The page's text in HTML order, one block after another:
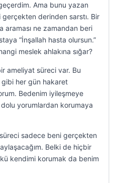
Ama bunu yazan
gerçekten derinden sarstı. Bir
araması ne zamandan beri
“İnşallah hasta olursun.”
meslek ahlakına sığar?
ameliyat süreci var. Bu
gibi her gün hakaret
Bedenim iyileşmeye
yorumlardan korumaya
sadece beni gerçekten
Belki de hiçbir
kendimi korumak da benim